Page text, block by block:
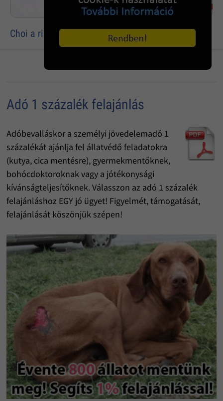
Choi a ringben
Adó 1 százalék felajánlás
Adóbevalláskor a személyi jövedelemadó 1
százalékát ajánlja fel állatvédő feladatokra
(kutya, cica mentésre), gyermekmentőknek,
bohócdoktoroknak vagy a jótékonysági
kívánságteljesítőknek. Válasszon az adó 1 százalék
felajánláshoz EGY jó ügyet! Figyelmét, támogatását,
felajánlását köszönjük szépen!